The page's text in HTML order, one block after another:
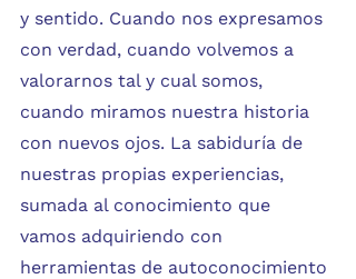
y sentido. Cuando nos expresamos
con verdad, cuando volvemos a
valorarnos tal y cual somos,
cuando miramos nuestra historia
con nuevos ojos. La sabiduría de
nuestras propias experiencias,
sumada al conocimiento que
vamos adquiriendo con
herramientas de autoconocimiento